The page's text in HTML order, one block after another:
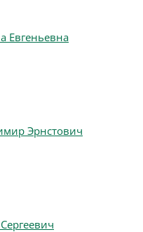
Евгеньевна
Эрнстович